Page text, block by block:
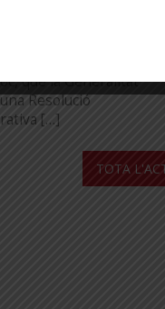
que la Generalitat
Resolució
[…]
TOTA